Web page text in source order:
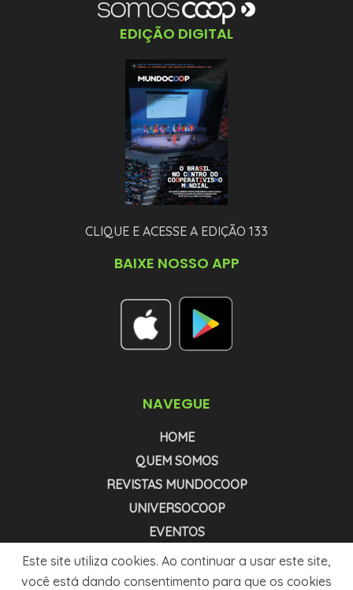
EDIÇÃO DIGITAL
CLIQUE E ACESSE A EDIÇÃO 133
BAIXE NOSSO APP
NAVEGUE
HOME
QUEM SOMOS
REVISTAS MUNDOCOOP
UNIVERSOCOOP
EVENTOS
NEWSLETTER COOPNEWS
NEWSLETTER AGRONEWS
Este site utiliza cookies. Ao continuar a usar este site,
você está dando consentimento para que os cookies